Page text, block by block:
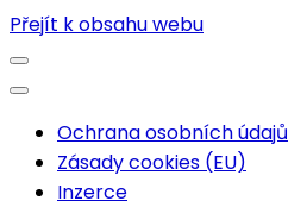
Přejít k obsahu webu
Ochrana osobních údajů
Zásady cookies (EU)
Inzerce